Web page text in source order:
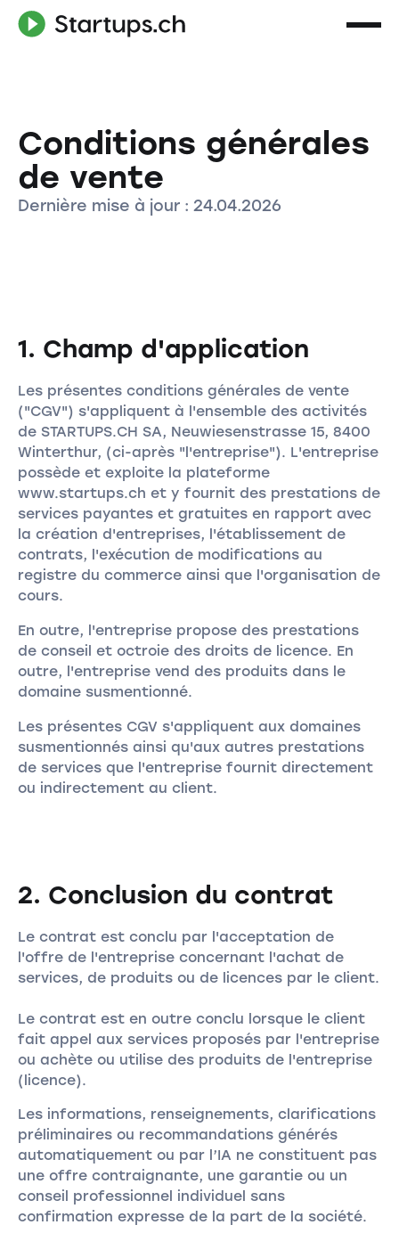
Conditions générales
de vente
Dernière mise à jour : 24.04.2026
1. Champ d'application
Les présentes conditions générales de vente
("CGV") s'appliquent à l'ensemble des activités
de STARTUPS.CH SA, Neuwiesenstrasse 15, 8400
Winterthur, (ci-après "l'entreprise"). L'entreprise
possède et exploite la plateforme
www.startups.ch et y fournit des prestations de
services payantes et gratuites en rapport avec
la création d'entreprises, l'établissement de
contrats, l'exécution de modifications au
registre du commerce ainsi que l'organisation de
cours.
En outre, l'entreprise propose des prestations
de conseil et octroie des droits de licence. En
outre, l'entreprise vend des produits dans le
domaine susmentionné.
Les présentes CGV s'appliquent aux domaines
susmentionnés ainsi qu'aux autres prestations
de services que l'entreprise fournit directement
ou indirectement au client.
2. Conclusion du contrat
Le contrat est conclu par l'acceptation de
l'offre de l'entreprise concernant l'achat de
services, de produits ou de licences par le client.
Le contrat est en outre conclu lorsque le client
fait appel aux services proposés par l'entreprise
ou achète ou utilise des produits de l'entreprise
(licence).
Les informations, renseignements, clarifications
préliminaires ou recommandations générés
automatiquement ou par l’IA ne constituent pas
une offre contraignante, une garantie ou un
conseil professionnel individuel sans
confirmation expresse de la part de la société.